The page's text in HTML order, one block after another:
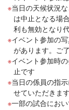
当日の天候状況
は中止となる場
利も無効となり
イベント参加の
があります。ご
イベント参加時
止です
当日の係員の指
せていただきます
一部の試合にお